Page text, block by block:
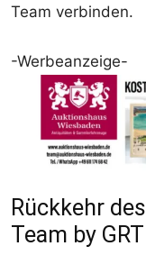
Team verbinden.
-Werbeanzeige-
Rückkehr
Team by GRT